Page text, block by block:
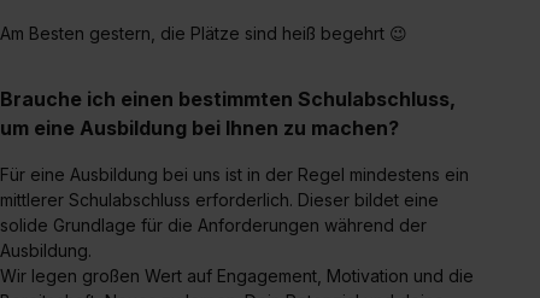
Am Besten gestern, die Plätze sind heiß begehrt 😉
Brauche ich einen bestimmten Schulabschluss,
um eine Ausbildung bei Ihnen zu machen?
Für eine Ausbildung bei uns ist in der Regel mindestens ein
mittlerer Schulabschluss erforderlich. Dieser bildet eine
solide Grundlage für die Anforderungen während der
Ausbildung.
Wir legen großen Wert auf Engagement, Motivation und die